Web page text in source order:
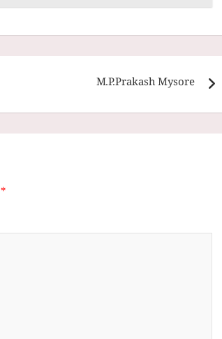
M.P.Prakash Mysore
*